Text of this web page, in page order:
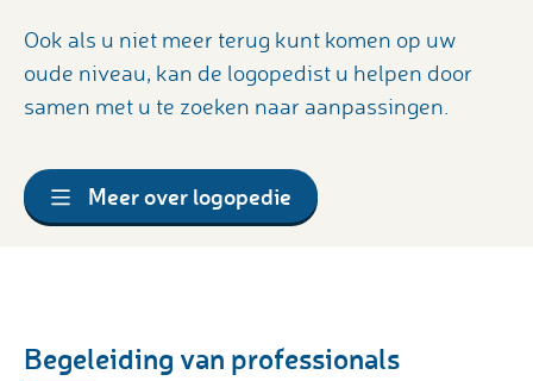
Ook als u niet meer terug kunt komen op uw
oude niveau, kan de logopedist u helpen door
samen met u te zoeken naar aanpassingen.
Meer over logopedie
Begeleiding van professionals